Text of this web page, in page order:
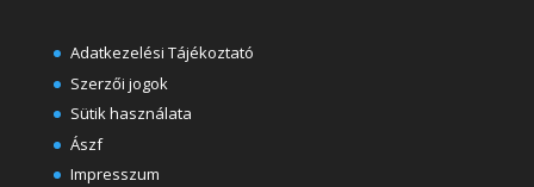
Adatkezelési Tájékoztató
Szerzői jogok
Sütik használata
Ászf
Impresszum